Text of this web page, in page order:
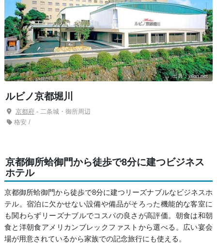
出典：jalan.net
ルビノ京都堀川
京都府- 二条城・御所周辺
格安 /
京都御所蛤御門から徒歩で8分に建つビジネス
ホテル
京都御所蛤御門から徒歩で8分に建つリーズナブルなビジネスホ
テル。宿泊に欠かせない設備や備品がそろった機能的な客室に
も関わらずリーズナブルでコスパの良さが高評価。朝食は和朝
食と洋朝食アメリカンブレックファストから選べる。広い宴会
場が用意されているから家族での記念旅行にも使える。